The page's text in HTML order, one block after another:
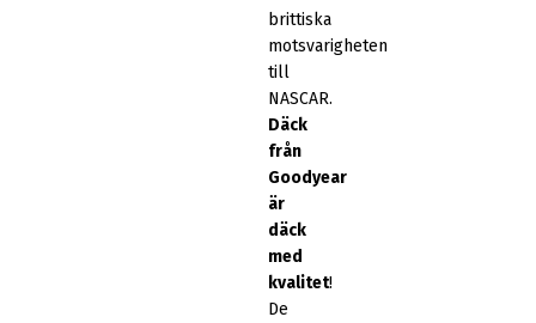
brittiska
motsvarigheten
till
NASCAR.
Däck
från
Goodyear
är
däck
med
kvalitet!
De